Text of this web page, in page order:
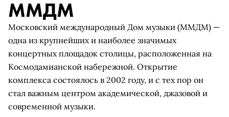
ММДМ
Московский международный Дом музыки (ММДМ) —
одна из крупнейших и наиболее значимых
концертных площадок столицы, расположенная на
Космодамианской набережной. Открытие
комплекса состоялось в 2002 году, и с тех пор он
стал важным центром академической, джазовой и
современной музыки.